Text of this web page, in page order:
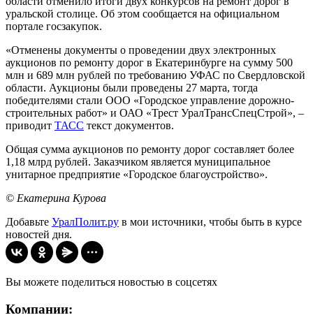
уральской столице. Об этом сообщается на официальном
портале госзакупок.
«Отменены документы о проведении двух электронных
аукционов по ремонту дорог в Екатеринбурге на сумму 500
млн и 689 млн рублей по требованию УФАС по Свердловской
области. Аукционы были проведены 27 марта, тогда
победителями стали ООО «Городское управление дорожно-
строительных работ» и ОАО «Трест УралТрансСпецСтрой», –
приводит ТАСС текст документов.
Общая сумма аукционов по ремонту дорог составляет более
1,18 млрд рублей. Заказчиком является муниципальное
унитарное предприятие «Городское благоустройство».
© Екатерина Курова
Добавьте УралПолит.ру в мои источники, чтобы быть в курсе
новостей дня.
Вы можете поделиться новостью в соцсетях
Компании: